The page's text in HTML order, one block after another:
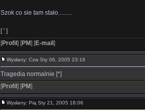
Szok co sie tam stało.........
[ ' ]
[Profil ] [PM] [E-mail ]
Wysłany: Czw Sty 06, 2005 23:16
Tragedia normalnie [*]
[Profil ] [PM]
Wysłany: Pią Sty 21, 2005 18:06